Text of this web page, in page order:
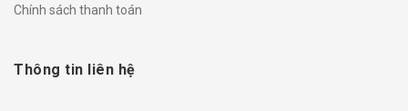
Chính sách thanh toán
Thông tin liên hệ